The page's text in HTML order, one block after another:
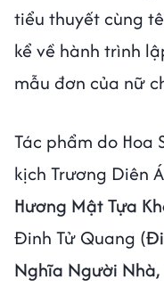
tiểu thuyết cùng
kể về hành trình
mẫu đơn của nữ
Tác phẩm do Hoa
kịch Trương Diên
Hương Mật Tựa
Đinh Tử Quang (
Nghĩa Người Nhà,